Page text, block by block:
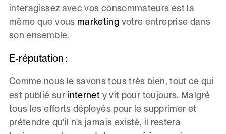
interagissez avec vos consommateurs est la
même que vous marketing votre entreprise dans
son ensemble.
E-réputation :
Comme nous le savons tous très bien, tout ce qui
est publié surinternet y vit pour toujours. Malgré
tous les efforts déployés pour le supprimer et
prétendre qu'il n'a jamais existé, il restera